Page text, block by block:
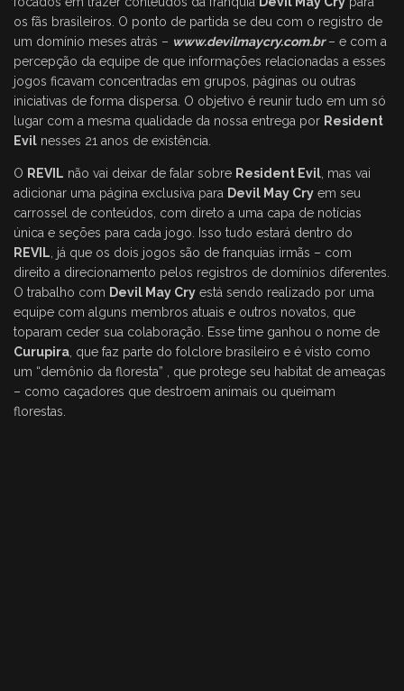
os fãs brasileiros. O ponto de partida se deu com o registro de
um domínio meses atrás – www.devilmaycry.com.br– e com a
percepção da equipe de que informações relacionadas a esses
jogos ficavam concentradas em grupos, páginas ou outras
iniciativas de forma dispersa. O objetivo é reunir tudo em um só
lugar com a mesma qualidade da nossa entrega por Resident
Evil nesses 21 anos de existência.
O REVIL não vai deixar de falar sobre Resident Evil, mas vai
adicionar uma página exclusiva para Devil May Cry em seu
carrossel de conteúdos, com direto a uma capa de notícias
única e seções para cada jogo. Isso tudo estará dentro do
REVIL, já que os dois jogos são de franquias irmãs – com
direito a direcionamento pelos registros de domínios diferentes.
O trabalho com Devil May Cry está sendo realizado por uma
equipe com alguns membros atuais e outros novatos, que
toparam ceder sua colaboração. Esse time ganhou o nome de
Curupira, que faz parte do folclore brasileiro e é visto como
um “demônio da floresta” , que protege seu habitat de ameaças
– como caçadores que destroem animais ou queimam
florestas.